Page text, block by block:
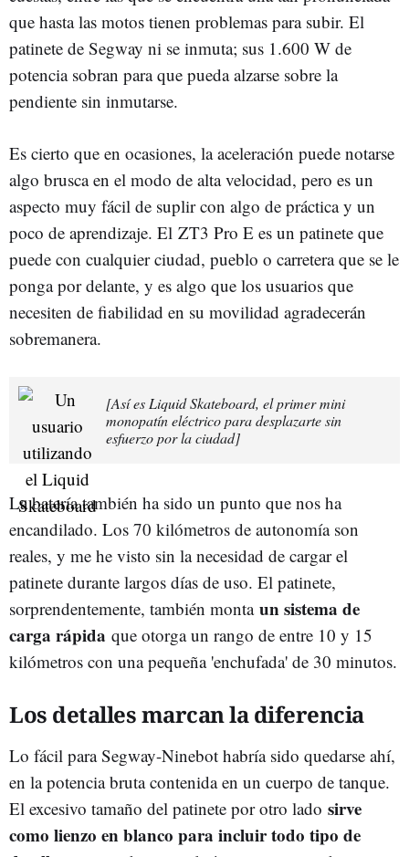
que hasta las motos tienen problemas para subir. El
patinete de Segway ni se inmuta; sus 1.600 W de
potencia sobran para que pueda alzarse sobre la
pendiente sin inmutarse.
Es cierto que en ocasiones, la aceleración puede notarse
algo brusca en el modo de alta velocidad, pero es un
aspecto muy fácil de suplir con algo de práctica y un
poco de aprendizaje. El ZT3 Pro E es un patinete que
puede con cualquier ciudad, pueblo o carretera que se le
ponga por delante, y es algo que los usuarios que
necesiten de fiabilidad en su movilidad agradecerán
sobremanera.
[Así es Liquid Skateboard, el primer mini
monopatín eléctrico para desplazarte sin
esfuerzo por la ciudad]
La batería también ha sido un punto que nos ha
encandilado. Los 70 kilómetros de autonomía son
reales, y me he visto sin la necesidad de cargar el
patinete durante largos días de uso. El patinete,
sorprendentemente, también monta un sistema de
carga rápida que otorga un rango de entre 10 y 15
kilómetros con una pequeña 'enchufada' de 30 minutos.
Los detalles marcan la diferencia
Lo fácil para Segway-Ninebot habría sido quedarse ahí,
en la potencia bruta contenida en un cuerpo de tanque.
El excesivo tamaño del patinete por otro lado sirve
como lienzo en blanco para incluir todo tipo de